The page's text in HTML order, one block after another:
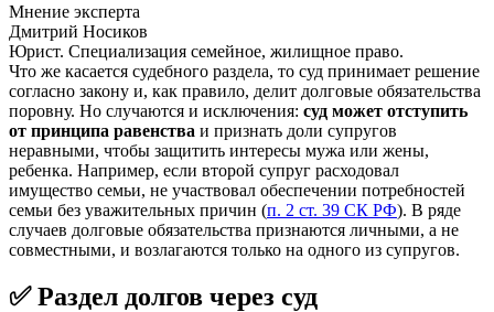
Мнение эксперта
Дмитрий Носиков
Юрист. Специализация семейное, жилищное право.
Что же касается судебного раздела, то суд принимает решение
согласно закону и, как правило, делит долговые обязательства
поровну. Но случаются и исключения: суд может отступить
от принципа равенства и признать доли супругов
неравными, чтобы защитить интересы мужа или жены,
ребенка. Например, если второй супруг расходовал
имущество семьи, не участвовал обеспечении потребностей
семьи без уважительных причин (п. 2 ст. 39 СК РФ). В ряде
случаев долговые обязательства признаются личными, а не
совместными, и возлагаются только на одного из супругов.
✅ Раздел долгов через суд